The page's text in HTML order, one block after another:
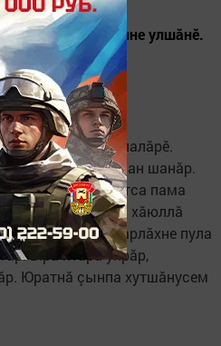
тăрăвӗ лайăх енне улшăнӗ.
23.02
çитӗнӳсемпе палăрӗ.
ун çине кăна ан шанăр.
вӗсене татса пама
кӗçнерникун чи хăюллă
каварлăхне пула
Ырă ятăра упрăр,
Юратнă çынпа хутшăнусем